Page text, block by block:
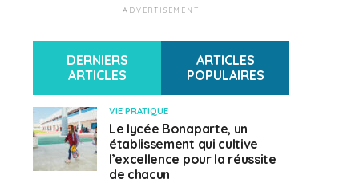
ADVERTISEMENT
DERNIERS
ARTICLES
ARTICLES
POPULAIRES
VIE PRATIQUE
Le lycée Bonaparte, un
établissement qui cultive
l’excellence pour la réussite
de chacun